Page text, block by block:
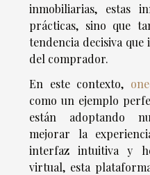
inmobiliarias, estas
prácticas, sino que
tendencia decisiva
del comprador.
En este contexto,
como un ejemplo
están adoptando
mejorar la
interfaz intuitiva y
virtual, esta